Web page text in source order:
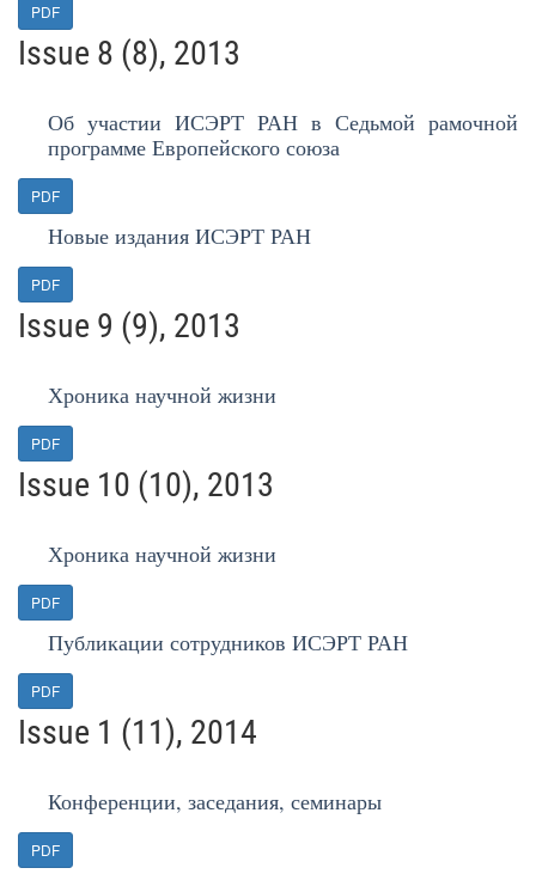
PDF
Issue 8 (8), 2013
Об участии ИСЭРТ РАН в Седьмой рамочной
программе Европейского союза
PDF
Новые издания ИСЭРТ РАН
PDF
Issue 9 (9), 2013
Хроника научной жизни
PDF
Issue 10 (10), 2013
Хроника научной жизни
PDF
Публикации сотрудников ИСЭРТ РАН
PDF
Issue 1 (11), 2014
Конференции, заседания, семинары
PDF